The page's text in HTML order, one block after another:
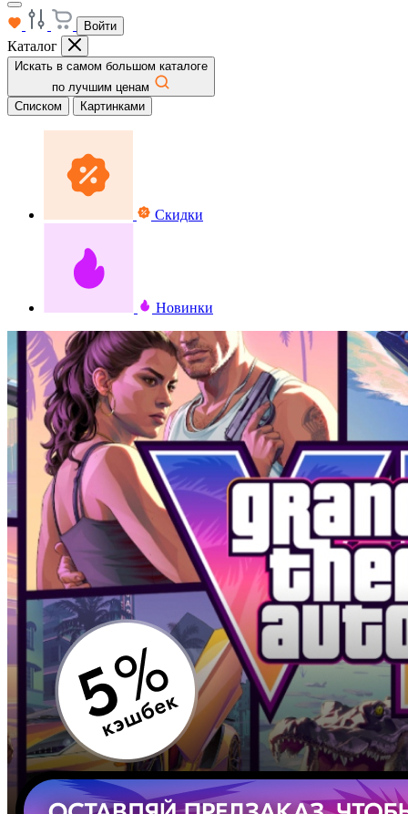
Войти
Каталог
Искать в самом большом каталоге
по лучшим ценам
Списком
Картинками
Скидки
Новинки